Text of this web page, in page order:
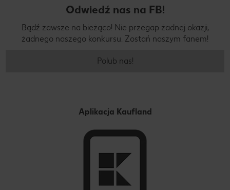
Odwiedź nas na FB!
Bądź zawsze na bieżąco! Nie przegap żadnej okazji,
żadnego naszego konkursu. Zostań naszym fanem!
Polub nas!
Aplikacja Kaufland